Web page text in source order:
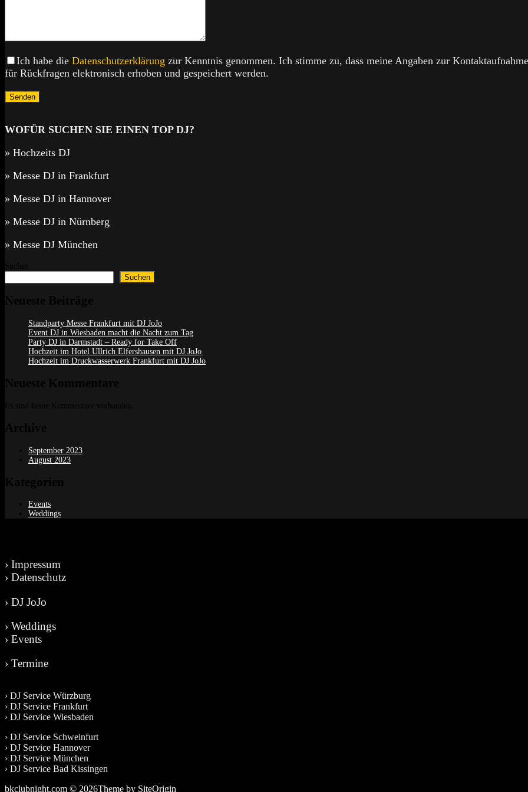
Bitte lasse dieses Feld leer.
Bitte lasse dieses Feld leer.
Ich habe die Datenschutzerklärung zur Kenntnis genommen. Ich stimme zu, dass meine Angaben zur
für Rückfragen elektronisch erhoben und gespeichert werden.
WOFÜR SUCHEN SIE EINEN TOP DJ?
» Hochzeits DJ
» Messe DJ in Frankfurt
» Messe DJ in Hannover
» Messe DJ in Nürnberg
» Messe DJ München
Suchen
Standparty Messe Frankfurt mit DJ JoJo
Event DJ in Wiesbaden macht die Nacht zum Tag
Party DJ in Darmstadt – Ready for Take Off
Hochzeit im Hotel Ullrich Elfershausen mit DJ JoJo
Hochzeit im Druckwasserwerk Frankfurt mit DJ JoJo
September 2023
August 2023
Events
Weddings
› Impressum
› Datenschutz
› DJ JoJo
› Weddings
› Events
› Termine
› DJ Service Würzburg
› DJ Service Frankfurt
› DJ Service Wiesbaden
› DJ Service Schweinfurt
› DJ Service Hannover
› DJ Service München
› DJ Service Bad Kissingen
bkclubnight.com © 2026Theme by SiteOrigin